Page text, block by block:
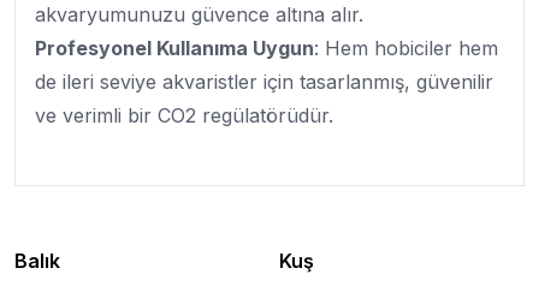
akvaryumunuzu güvence altına alır.
Profesyonel Kullanıma Uygun: Hem hobiciler hem
de ileri seviye akvaristler için tasarlanmış, güvenilir
ve verimli bir CO2 regülatörüdür.
Balık Kuş